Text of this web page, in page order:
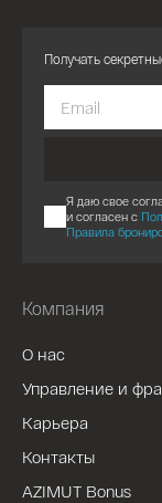
Компания
О нас
Управление и
Карьера
Контакты
AZIMUT Bonus
Получать
Я даю свое
и согласен с
Правила